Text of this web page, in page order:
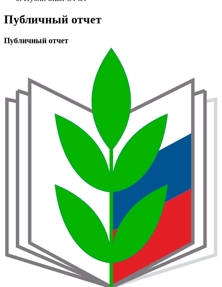
навигации
Публичный отчет
Публичный отчет